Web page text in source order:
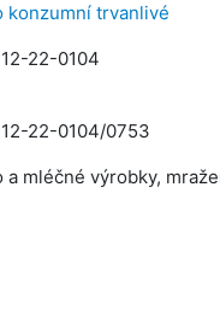
konzumní trvanlivé
22-0104
22-0104/0753
a mléčné výrobky,